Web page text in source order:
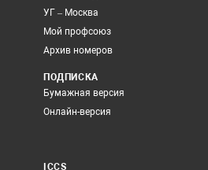
УГ – Москва
Мой профсоюз
Архив номеров
ПОДПИСКА
Бумажная версия
Онлайн-версия
ICCS